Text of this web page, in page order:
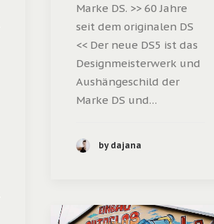
Marke DS. >> 60 Jahre
seit dem originalen DS
<< Der neue DS5 ist das
Designmeisterwerk und
Aushängeschild der
Marke DS und…
by dajana